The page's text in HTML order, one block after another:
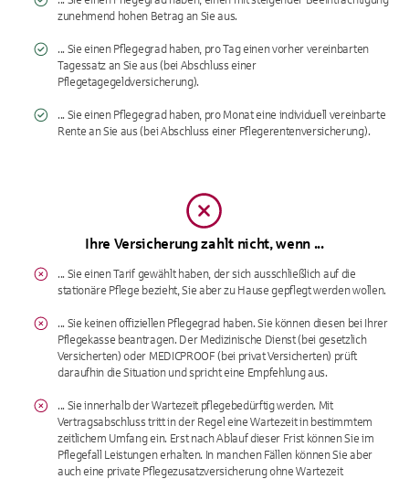
zunehmend hohen Betrag an Sie aus.
... Sie einen Pflegegrad haben, pro Tag einen vorher vereinbarten
Tagessatz an Sie aus (bei Abschluss einer
Pflegetagegeldversicherung).
... Sie einen Pflegegrad haben, pro Monat eine individuell vereinbarte
Rente an Sie aus (bei Abschluss einer Pflegerentenversicherung).
Ihre Versicherung zahlt nicht, wenn ...
... Sie einen Tarif gewählt haben, der sich ausschließlich auf die
stationäre Pflege bezieht, Sie aber zu Hause gepflegt werden wollen.
... Sie keinen offiziellen Pflegegrad haben. Sie können diesen bei Ihrer
Pflegekasse beantragen. Der Medizinische Dienst (bei gesetzlich
Versicherten) oder MEDICPROOF (bei privat Versicherten) prüft
daraufhin die Situation und spricht eine Empfehlung aus.
... Sie innerhalb der Wartezeit pflegebedürftig werden. Mit
Vertragsabschluss tritt in der Regel eine Wartezeit in bestimmtem
zeitlichem Umfang ein. Erst nach Ablauf dieser Frist können Sie im
Pflegefall Leistungen erhalten. In manchen Fällen können Sie aber
auch eine private Pflegezusatzversicherung ohne Wartezeit